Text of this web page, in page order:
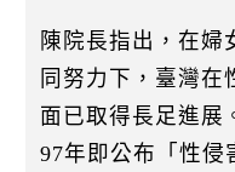
陳院長指出，在婦
同努力下，臺灣在
面已取得長足進展
97年即公布「性侵